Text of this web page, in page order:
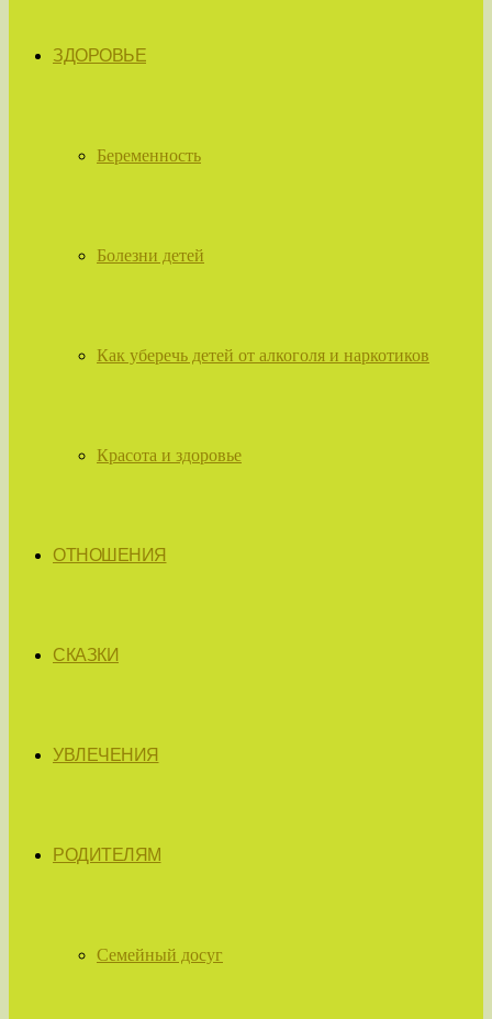
ЗДОРОВЬЕ
Беременность
Болезни детей
Как уберечь детей от алкоголя и наркотиков
Красота и здоровье
ОТНОШЕНИЯ
СКАЗКИ
УВЛЕЧЕНИЯ
РОДИТЕЛЯМ
Семейный досуг